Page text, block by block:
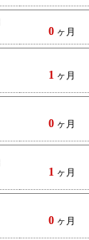
0 ヶ月
1 ヶ月
0 ヶ月
1 ヶ月
0 ヶ月